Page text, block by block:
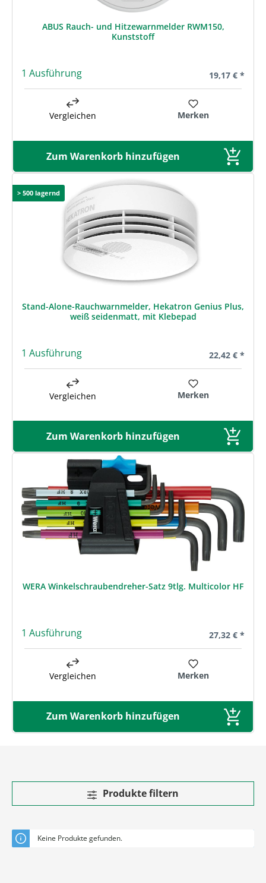
ABUS Rauch- und Hitzewarnmelder RWM150,
Kunststoff
1 Ausführung Regulärer
19,17 € *
Vergleichen Merken
Zum Warenkorb hinzufügen
> 500 lagernd
Stand-Alone-Rauchwarnmelder, Hekatron Genius Plus,
weiß seidenmatt, mit Klebepad
1 Ausführung Regulärer
22,42 € *
Vergleichen Merken
Zum Warenkorb hinzufügen
WERA Winkelschraubendreher-Satz 9tlg. Multicolor HF
1 Ausführung Regulärer
27,32 € *
Vergleichen Merken
Zum Warenkorb hinzufügen
Produkte filtern
Keine Produkte gefunden.